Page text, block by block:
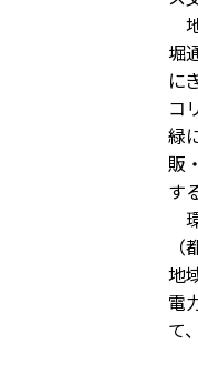
堀
に
コ
緑
販
す
地
電
て